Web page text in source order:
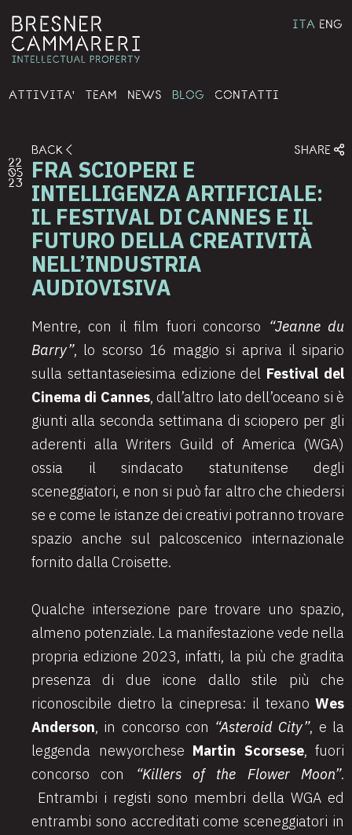
ITA ENG
ATTIVITA' TEAM NEWS BLOG CONTATTI
22
05
23
BACK SHARE
FRA SCIOPERI E
INTELLIGENZA ARTIFICIALE:
IL FESTIVAL DI CANNES E IL
FUTURO DELLA CREATIVITÀ
NELL’INDUSTRIA
AUDIOVISIVA
Mentre, con il film fuori concorso “Jeanne du
Barry”, lo scorso 16 maggio si apriva il sipario
sulla settantaseiesima edizione del Festival del
Cinema di Cannes, dall’altro lato dell’oceano si è
giunti alla seconda settimana di sciopero per gli
aderenti alla Writers Guild of America (WGA)
ossia il sindacato statunitense degli
sceneggiatori, e non si può far altro che chiedersi
se e come le istanze dei creativi potranno trovare
spazio anche sul palcoscenico internazionale
fornito dalla Croisette.
Qualche intersezione pare trovare uno spazio,
almeno potenziale. La manifestazione vede nella
propria edizione 2023, infatti, la più che gradita
presenza di due icone dallo stile più che
riconoscibile dietro la cinepresa: il texano Wes
Anderson, in concorso con “Asteroid City”, e la
leggenda newyorchese Martin Scorsese, fuori
concorso con
“Killers of the Flower Moon”.
Entrambi i registi sono membri della WGA ed
entrambi sono accreditati come sceneggiatori in